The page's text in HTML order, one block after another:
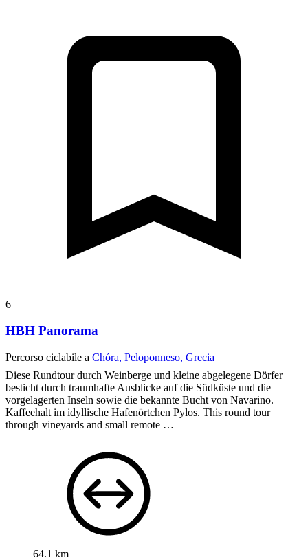
6
HBH Panorama
Percorso ciclabile a Chóra, Peloponneso, Grecia
Diese Rundtour durch Weinberge und kleine abgelegene Dörfer
besticht durch traumhafte Ausblicke auf die Südküste und die
vorgelagerten Inseln sowie die bekannte Bucht von Navarino.
Kaffeehalt im idyllische Hafenörtchen Pylos. This round tour
through vineyards and small remote …
64,1 km